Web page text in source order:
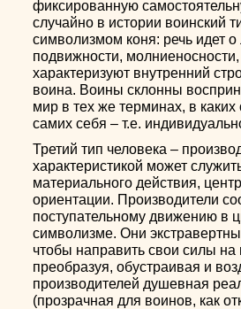
фиксированную
случайно в истории воинский
символизмом коня: речь идет о
подвижности,
характеризуют внутренний
воина. Воины склонны
мир в тех же терминах, в
самих себя – т.е.
Третий тип человека –
характеристикой может
материального действия,
ориентации. Производители
поступательному движению в
символизме. Они экстравертны
чтобы направить свои силы
преобразуя, обустраивая и
производителей душевная
(прозрачная для воинов, как